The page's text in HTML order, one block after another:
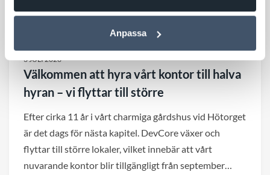
Anpassa
3 JULI 2026
Välkommen att hyra vårt kontor till halva
hyran – vi flyttar till större
Efter cirka 11 år i vårt charmiga gårdshus vid Hötorget
är det dags för nästa kapitel. DevCore växer och
flyttar till större lokaler, vilket innebär att vårt
nuvarande kontor blir tillgängligt från september